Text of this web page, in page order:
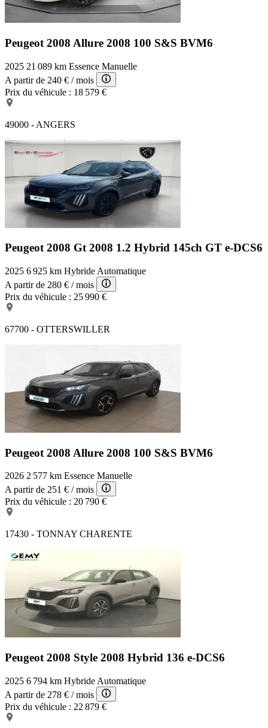
Peugeot 2008 Allure 2008 100 S&S BVM6
2025 21 089 km Essence Manuelle
A partir de 240 € / mois
Prix du véhicule : 18 579 €
49000 - ANGERS
Peugeot 2008 Gt2008 1.2 Hybrid 145ch GT e-DCS6
2025 6 925 km Hybride Automatique
A partir de 280 € / mois
Prix du véhicule : 25 990 €
67700 - OTTERSWILLER
Peugeot 2008 Allure 2008 100 S&S BVM6
2026 2 577 km Essence Manuelle
A partir de 251 € / mois
Prix du véhicule : 20 790 €
17430 - TONNAY CHARENTE
Peugeot 2008 Style 2008 Hybrid 136 e-DCS6
2025 6 794 km Hybride Automatique
A partir de 278 € / mois
Prix du véhicule : 22 879 €